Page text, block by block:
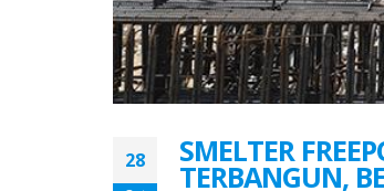
28 SMELTER
TERBANGUN,